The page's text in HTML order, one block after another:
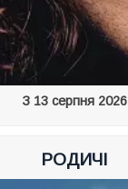
З 13 серпня 2026
РОДИЧІ